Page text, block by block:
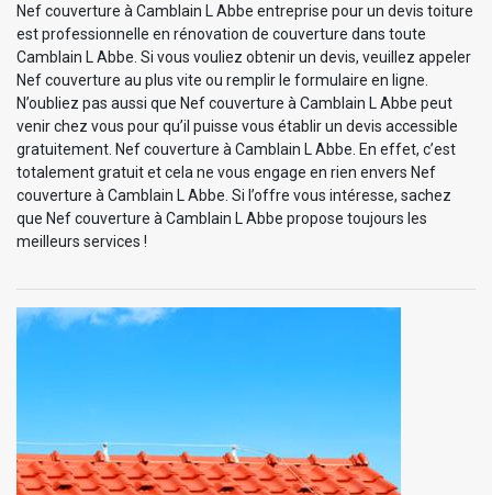
Nef couverture à Camblain L Abbe entreprise pour un devis toiture
est professionnelle en rénovation de couverture dans toute
Camblain L Abbe. Si vous vouliez obtenir un devis, veuillez appeler
Nef couverture au plus vite ou remplir le formulaire en ligne.
N’oubliez pas aussi que Nef couverture à Camblain L Abbe peut
venir chez vous pour qu’il puisse vous établir un devis accessible
gratuitement. Nef couverture à Camblain L Abbe. En effet, c’est
totalement gratuit et cela ne vous engage en rien envers Nef
couverture à Camblain L Abbe. Si l’offre vous intéresse, sachez
que Nef couverture à Camblain L Abbe propose toujours les
meilleurs services !